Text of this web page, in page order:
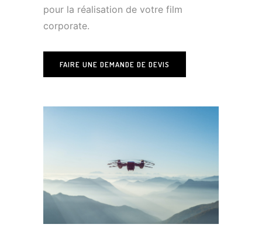
pour la réalisation de votre film
corporate.
FAIRE UNE DEMANDE DE DEVIS